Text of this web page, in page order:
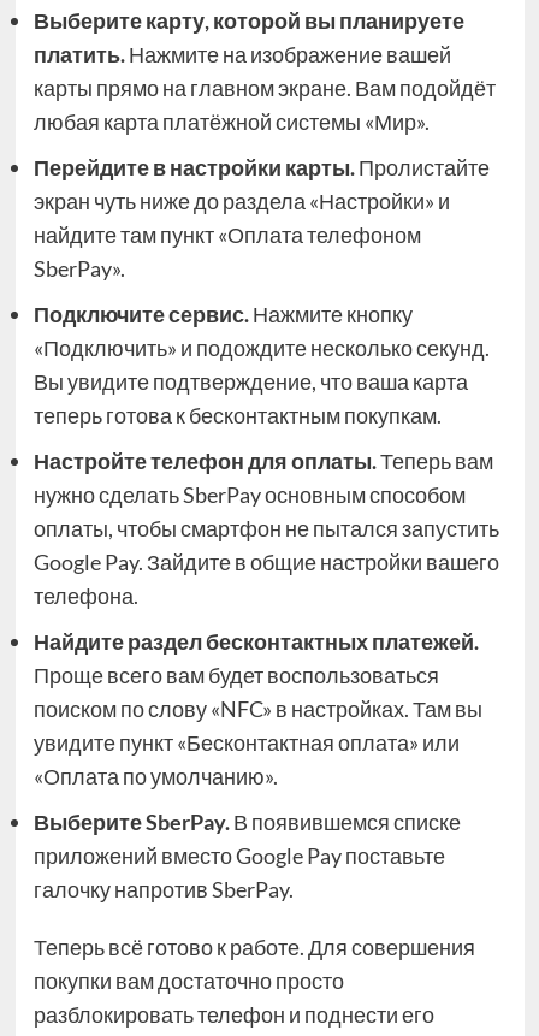
Выберите карту, которой вы планируете
платить.Нажмите на изображение вашей
карты прямо на главном экране. Вам подойдёт
любая карта платёжной системы «Мир».
Перейдите в настройки карты.Пролистайте
экран чуть ниже до раздела «Настройки» и
найдите там пункт «Оплата телефоном
SberPay».
Подключите сервис.Нажмите кнопку
«Подключить» и подождите несколько секунд.
Вы увидите подтверждение, что ваша карта
теперь готова к бесконтактным покупкам.
Настройте телефон для оплаты.Теперь вам
нужно сделать SberPay основным способом
оплаты, чтобы смартфон не пытался запустить
Google Pay. Зайдите в общие настройки вашего
телефона.
Найдите раздел бесконтактных платежей.
Проще всего вам будет воспользоваться
поиском по слову «NFC» в настройках. Там вы
увидите пункт «Бесконтактная оплата» или
«Оплата по умолчанию».
Выберите SberPay.В появившемся списке
приложений вместо Google Pay поставьте
галочку напротив SberPay.
Теперь всё готово к работе. Для совершения
покупки вам достаточно просто
разблокировать телефон и поднести его